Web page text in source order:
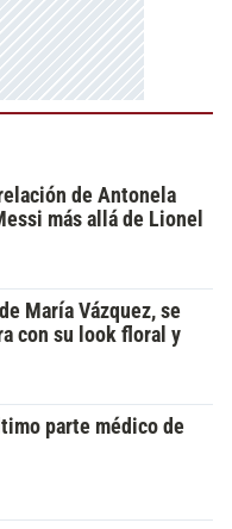
de Antonela
más allá de Lionel
María Vázquez, se
con su look floral y
parte médico de